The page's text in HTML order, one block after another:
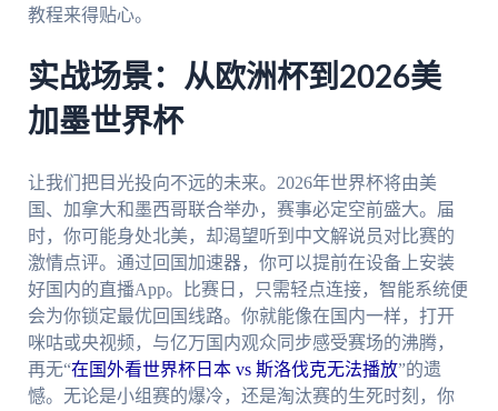
教程来得贴心。
实战场景：从欧洲杯到2026美
加墨世界杯
让我们把目光投向不远的未来。2026年世界杯将由美
国、加拿大和墨西哥联合举办，赛事必定空前盛大。届
时，你可能身处北美，却渴望听到中文解说员对比赛的
激情点评。通过回国加速器，你可以提前在设备上安装
好国内的直播App。比赛日，只需轻点连接，智能系统便
会为你锁定最优回国线路。你就能像在国内一样，打开
咪咕或央视频，与亿万国内观众同步感受赛场的沸腾，
再无“在国外看世界杯日本 vs 斯洛伐克无法播放”的遗
憾。无论是小组赛的爆冷，还是淘汰赛的生死时刻，你